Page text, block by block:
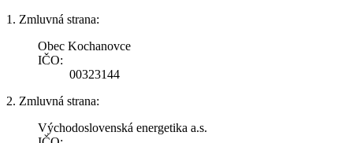
1. Zmluvná strana:
Obec Kochanovce
IČO:
00323144
2. Zmluvná strana:
Východoslovenská energetika a.s.